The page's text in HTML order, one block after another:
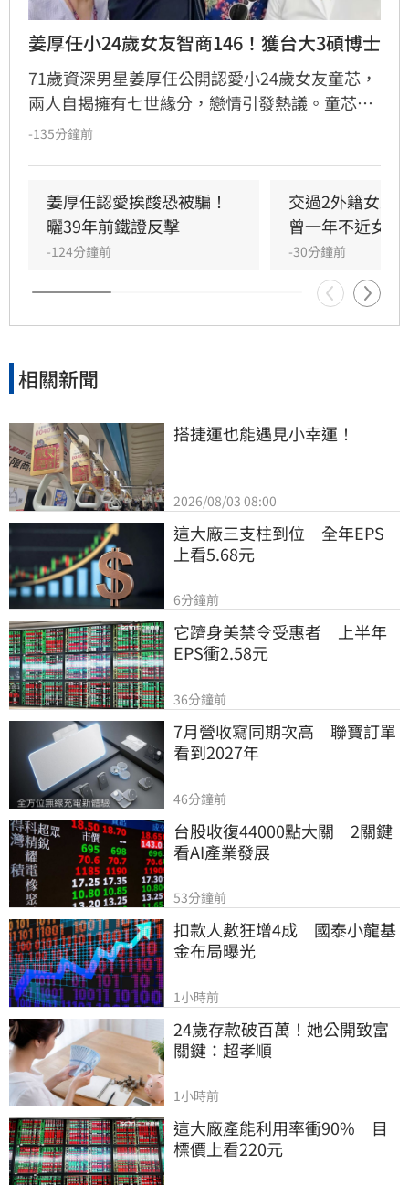
姜厚任小24歲女友智商146！獲台大3碩博士
71歲資深男星姜厚任公開認愛小24歲女友童芯，
兩人自揭擁有七世緣分，戀情引發熱議。童芯被
譽為全方位學霸，擁有146高智商，不僅取得台
助管理跨領域資源，讓童芯專注研發。童芯除學
術成就外，還具備特殊靈性體驗，曾在廟宇創下
連續擲出42個聖筊的奇蹟。兩人超越傳統男女情
愛，以理性思維與能力互補模式，共同經營科
技、文化與農業事業，展開跨越世紀的合作使
命。
-135分鐘前
姜厚任認愛挨酸恐被騙！
曬39年前鐵證反擊
-124分鐘前
交過2外籍女友
曾一年不近女色
-30分鐘前
相關新聞
搭捷運也能遇見小幸運！
2026/08/03 08:00
這大廠三支柱到位　全年EPS
上看5.68元
6分鐘前
它躋身美禁令受惠者　上半年
EPS衝2.58元
36分鐘前
7月營收寫同期次高　聯寶訂單
看到2027年
46分鐘前
台股收復44000點大關　2關鍵
看AI產業發展
53分鐘前
扣款人數狂增4成　國泰小龍基
金布局曝光
1小時前
24歲存款破百萬！她公開致富
關鍵：超孝順
1小時前
這大廠產能利用率衝90%　目
標價上看220元